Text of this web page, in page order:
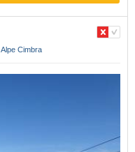
Alpe Cimbra